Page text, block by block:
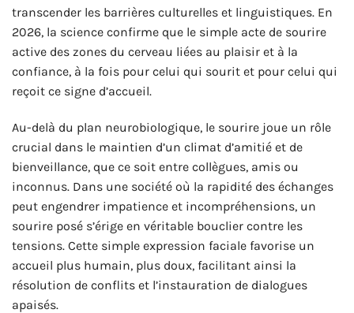
transcender les barrières culturelles et linguistiques. En
2026, la science confirme que le simple acte de sourire
active des zones du cerveau liées au plaisir et à la
confiance, à la fois pour celui qui sourit et pour celui qui
reçoit ce signe d’accueil.
Au-delà du plan neurobiologique, le sourire joue un rôle
crucial dans le maintien d’un climat d’amitié et de
bienveillance, que ce soit entre collègues, amis ou
inconnus. Dans une société où la rapidité des échanges
peut engendrer impatience et incompréhensions, un
sourire posé s’érige en véritable bouclier contre les
tensions. Cette simple expression faciale favorise un
accueil plus humain, plus doux, facilitant ainsi la
résolution de conflits et l’instauration de dialogues
apaisés.